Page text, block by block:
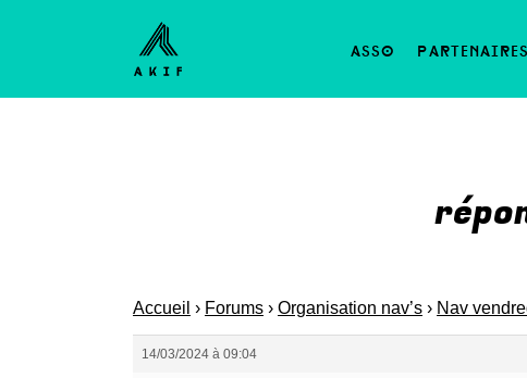
asso partenaires
Accueil › Forums › Organisation nav’s › Nav
14/03/2024 à 09:04